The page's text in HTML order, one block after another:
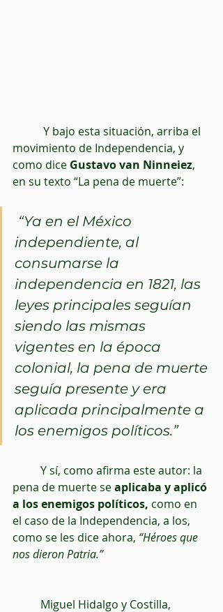
movimiento de Independencia, y
como dice Gustavo van Ninneiez,
en su texto “La pena de muerte”:
“Ya en el México
independiente, al
consumarse la
independencia en 1821, las
leyes principales seguían
siendo las mismas
vigentes en la época
colonial, la pena de muerte
seguía presente y era
aplicada principalmente a
los enemigos políticos.”
pena de muerte se aplicaba y aplicó
a los enemigos políticos, como en
el caso de la Independencia, a los,
como se les dice ahora, “Héroes que
nos dieron Patria.”